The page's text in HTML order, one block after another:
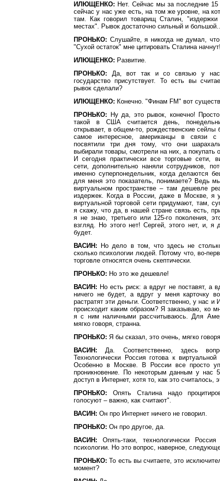
ИЛЮЩЕНКО: Нет. Сейчас мы за последние 15
сейчас у нас уже есть, на том же уровне, на
там. Как говорил товарищ Сталин, "издержки
местах". Рывок достаточно сильный и
ПРОНЬКО: Слушайте, я никогда не думал,
"Сухой остаток" мне цитировать Сталина
ИЛЮЩЕНКО: Развитие.
ПРОНЬКО: Да, вот так и со связью у нас:
государство присутствует. То есть вы
рывок сделали?
ИЛЮЩЕНКО: Конечно. "Финам FM" вот
ПРОНЬКО: Ну да, это рывок, конечно!
такой в США считается день,
открывает, в общем-то, рождественские
самое интересное, американцы в связи с
посвятили три дня тому, что они
выбирали товары, смотрели на них, а покупать
И сегодня практически все торговые сети,
сети, дополнительно наняли сотрудников,
именно суперпонедельник, когда делаются
для меня это показатель, понимаете? Ведь
виртуальном пространстве – там дешевле
издержек. Когда в России, даже в Москве, я
виртуальной торговой сети придумают, там,
я скажу, что да, в нашей стране связь есть,
я не знаю, третьего или 125-го поколения,
взгляд. Но этого нет! Сергей, этого нет, и,
будет.
ВАСИН: Но дело в том, что здесь не
сколько психологии людей. Потому что, во-
торговле относятся очень скептически.
ПРОНЬКО: Но это же дешевле!
ВАСИН: Но есть риск: а вдруг не поставят, а
ничего не будет, а вдруг у меня карточку
растратят эти деньги. Соответственно, у нас и
происходит каким образом? Я заказываю, ко
я с ним наличными рассчитываюсь. Для
мягко говоря, странна.
ПРОНЬКО: Я бы сказал, это очень, мягко
ВАСИН: Да. Соответственно, здесь
Технологически Россия готова к
Особенно в Москве. В России все просто
проникновение. По некоторым данным у нас
доступ в Интернет, хотя то, как это считалось,
ПРОНЬКО: Опять Сталина надо
голосуют – важно, как считают".
ВАСИН: Он про Интернет ничего не говорил.
ПРОНЬКО: Он про другое, да.
ВАСИН: Опять-таки, технологически
психологии. Но это вопрос, наверное,
ПРОНЬКО: То есть вы считаете, это
момент?